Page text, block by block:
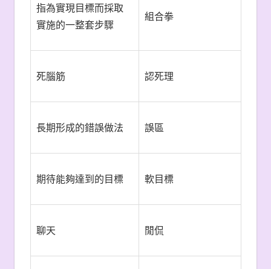
指為實現目標而採取
實施的一整套步驟
組合拳
死腦筋 認死理
長期形成的錯誤做法 誤區
期待能夠達到的目標 軟目標
聊天 閒侃